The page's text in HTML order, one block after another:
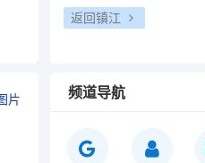
片
返回镇江
频道导航